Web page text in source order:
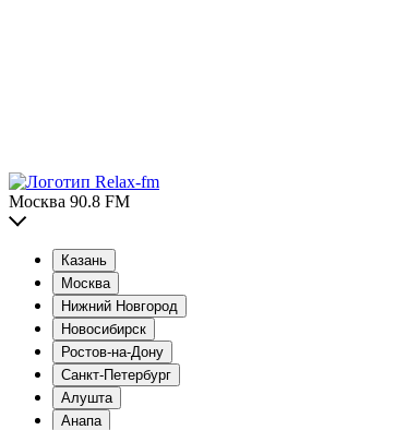
Москва 90.8 FM
Казань
Москва
Нижний Новгород
Новосибирск
Ростов-на-Дону
Санкт-Петербург
Алушта
Анапа